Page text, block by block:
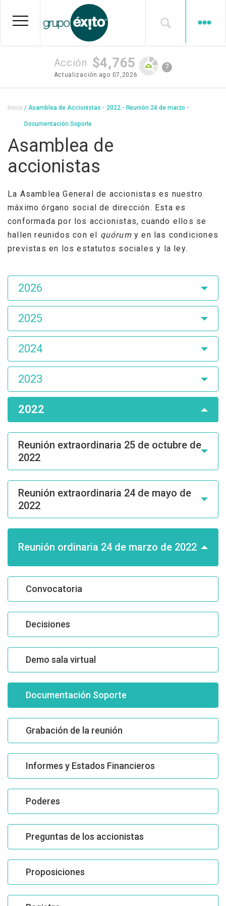
contenido
Acción $4,765
Actualización ago 07,2026
?
Sobrescribir
enlaces
de
a
la
navegación
Inicio Asamblea de Accionistas - 2022 - Reunión 24 de marzo -
Documentación Soporte
Asamblea de
accionistas
La Asamblea General de accionistas es nuestro
máximo órgano social de dirección. Esta es
conformada por los accionistas, cuando ellos se
hallen reunidos con el quórum y en las condiciones
previstas en los estatutos sociales y la ley.
Asamblea
de
Accionistas
2026
2025
2024
2023
2022
Reunión extraordinaria 25 de octubre de
2022
Reunión extraordinaria 24 de mayo de
2022
Reunión ordinaria 24 de marzo de 2022
Convocatoria
Decisiones
Demo sala virtual
Documentación Soporte
Grabación de la reunión
Informes y Estados Financieros
Poderes
Preguntas de los accionistas
Proposiciones